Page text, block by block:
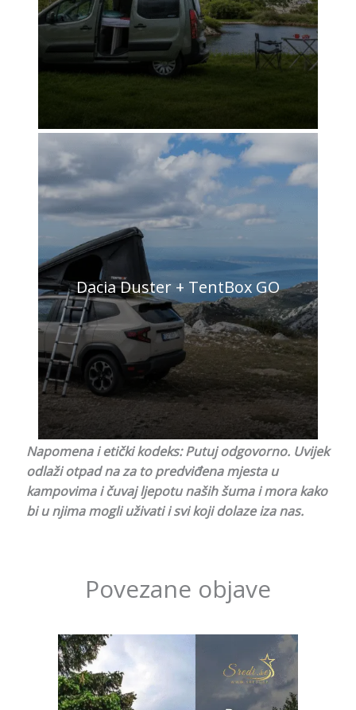
Dacia Duster + TentBox GO
Napomena i etički kodeks: Putuj odgovorno. Uvijek
odlaži otpad na za to predviđena mjesta u
kampovima i čuvaj ljepotu naših šuma i mora kako
bi u njima mogli uživati i svi koji dolaze iza nas.
Povezane objave